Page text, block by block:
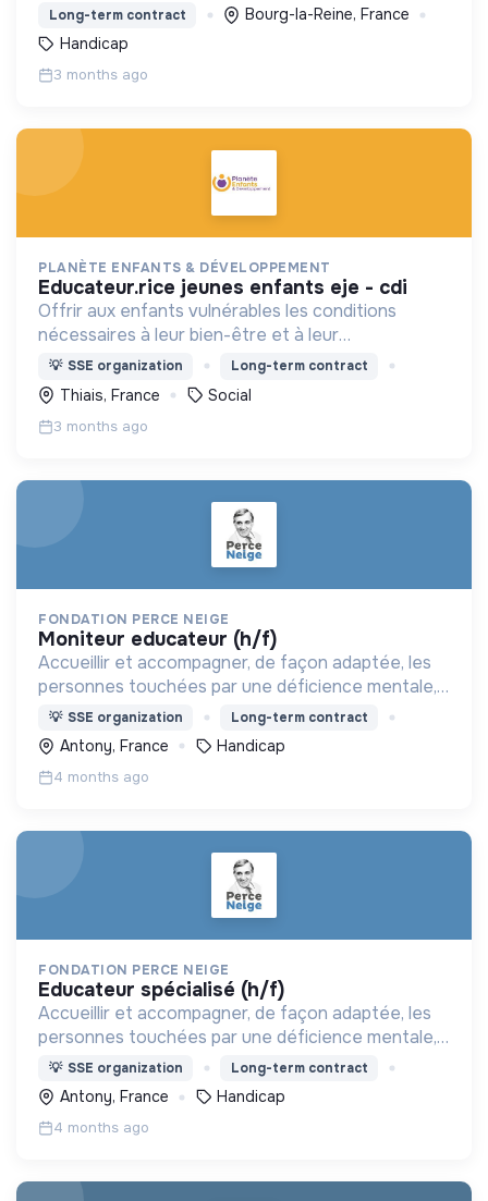
vivre ensemble!
Long-term contract
Bourg-la-Reine, France
Handicap
3 months ago
PLANÈTE ENFANTS & DÉVELOPPEMENT
educateur.rice jeunes enfants eje - cdi
Offrir aux enfants vulnérables les conditions
nécessaires à leur bien-être et à leur
épanouissement, en travaillant avec les acteurs
locaux et les familles.
💡 SSE organization Long-term contract
Thiais, France Social
3 months ago
FONDATION PERCE NEIGE
moniteur educateur (h/f)
Accueillir et accompagner, de façon adaptée, les
personnes touchées par une déficience mentale,
un handicap physique ou psychique
💡 SSE organization Long-term contract
Antony, France Handicap
4 months ago
FONDATION PERCE NEIGE
educateur spécialisé (h/f)
Accueillir et accompagner, de façon adaptée, les
personnes touchées par une déficience mentale,
un handicap physique ou psychique
💡 SSE organization Long-term contract
Antony, France Handicap
4 months ago